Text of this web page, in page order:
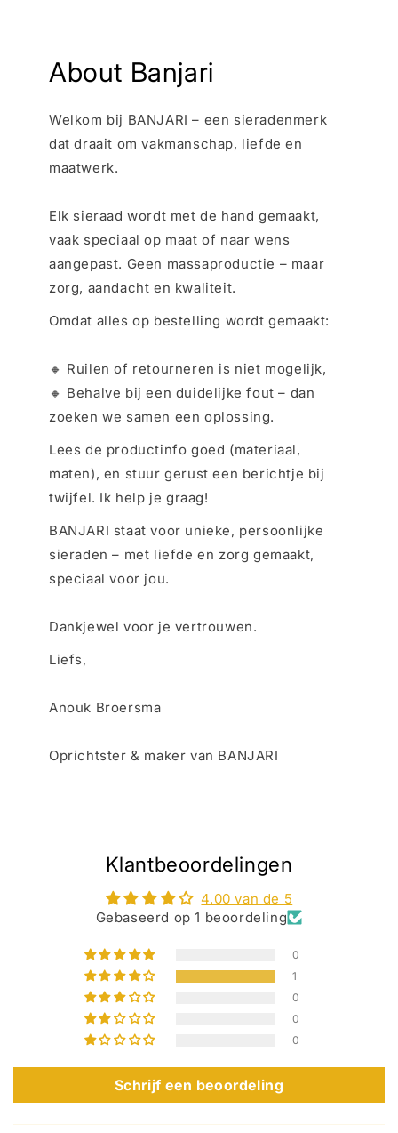
About Banjari
Welkom bij BANJARI – een sieradenmerk
dat draait om vakmanschap, liefde en
maatwerk.
Elk sieraad wordt met de hand gemaakt,
vaak speciaal op maat of naar wens
aangepast. Geen massaproductie – maar
zorg, aandacht en kwaliteit.
Omdat alles op bestelling wordt gemaakt:
🔸 Ruilen of retourneren is niet mogelijk,
🔸 Behalve bij een duidelijke fout – dan
zoeken we samen een oplossing.
Lees de productinfo goed (materiaal,
maten), en stuur gerust een berichtje bij
twijfel. Ik help je graag!
BANJARI staat voor unieke, persoonlijke
sieraden – met liefde en zorg gemaakt,
speciaal voor jou.
Dankjewel voor je vertrouwen.
Liefs,
Anouk Broersma
Oprichtster & maker van BANJARI
Klantbeoordelingen
4.00 van de 5
Gebaseerd op 1 beoordeling
0
1
0
0
0
Schrijf een beoordeling